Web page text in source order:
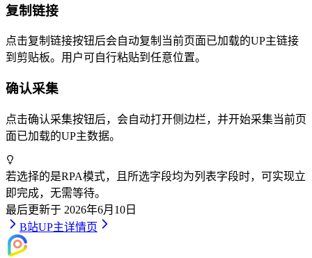
复制链接
点击复制链接按钮后会自动复制当前页面已加载的UP主链接
到剪贴板。用户可自行粘贴到任意位置。
确认采集
点击确认采集按钮后，会自动打开侧边栏，并开始采集当前页
面已加载的UP主数据。
若选择的是RPA模式，且所选字段均为列表字段时，可实现立
即完成，无需等待。
最后更新于 2026年6月10日
B站UP主详情页